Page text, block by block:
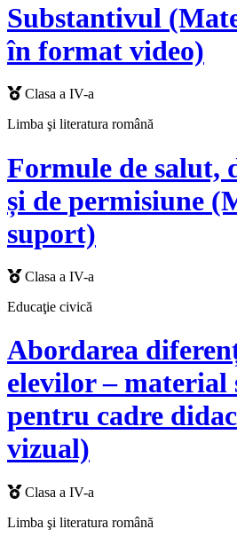
Substantivul
în format video)
Clasa a IV-a
Limba şi literatura română
Formule de salut,
și de permisiune
suport)
Clasa a IV-a
Educaţie civică
Abordarea
elevilor – material
pentru cadre
vizual)
Clasa a IV-a
Limba şi literatura română